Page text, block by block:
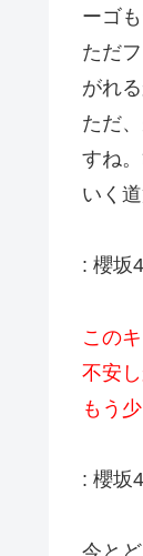
ーゴ
ただ
がれ
ただ
すね
いく
: 櫻坂
この
不安
もう
: 櫻坂
今と